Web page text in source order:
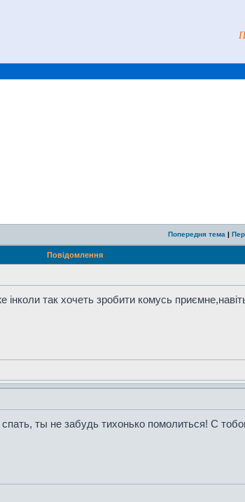
Попередня тема |
Повідомлення
так хочеть зробити комусь
ты не забудь тихонько помолиться! С